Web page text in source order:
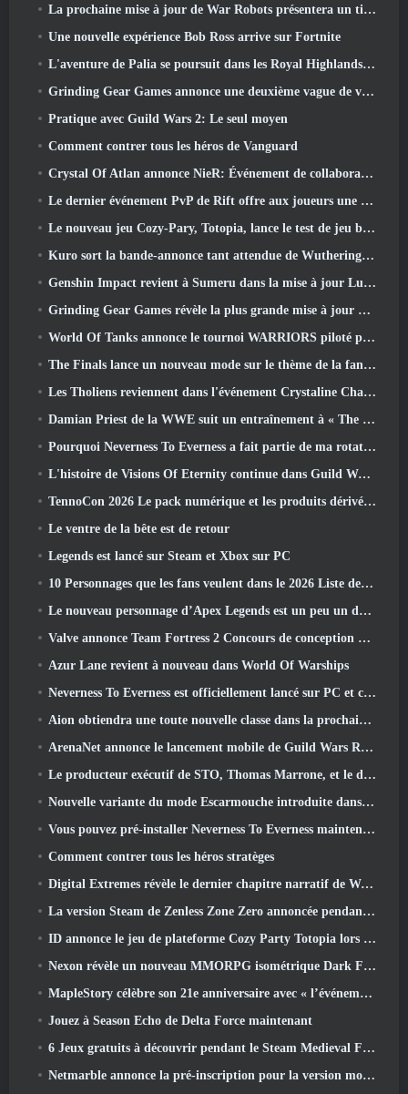
La prochaine mise à jour de War Robots présentera un tireur d'élite inspiré de Lovecraftian
Une nouvelle expérience Bob Ross arrive sur Fortnite
L'aventure de Palia se poursuit dans les Royal Highlands avec la mise à jour d'aujourd'hui
Grinding Gear Games annonce une deuxième vague de ventes de billets pour l'ExileCon
Pratique avec Guild Wars 2: Le seul moyen
Comment contrer tous les héros de Vanguard
Crystal Of Atlan annonce NieR: Événement de collaboration sur les automates
Le dernier événement PvP de Rift offre aux joueurs une chance de gagner jusqu'à 4000 Crédits et un nouveau titre
Le nouveau jeu Cozy-Pary, Totopia, lance le test de jeu bêta fermé
Kuro sort la bande-annonce tant attendue de Wuthering Waves Cyberpunk: Crossover Edgerunners
Genshin Impact revient à Sumeru dans la mise à jour Luna VII
Grinding Gear Games révèle la plus grande mise à jour de Path Of Exile II à ce jour, Le retour des anciens
World Of Tanks annonce le tournoi WARRIORS piloté par la communauté
The Finals lance un nouveau mode sur le thème de la fantasy médiévale « Dragon's Claim »
Les Tholiens reviennent dans l'événement Crystaline Chaos de Star Trek Online
Damian Priest de la WWE suit un entraînement à « The Loot Camp » dans la bande-annonce Live Action Burst Fest de Delta Force
Pourquoi Neverness To Everness a fait partie de ma rotation, Pour l'instant
L'histoire de Visions Of Eternity continue dans Guild Wars 2 La semaine prochaine
TennoCon 2026 Le pack numérique et les produits dérivés sont désormais disponibles à l'achat
Le ventre de la bête est de retour
Legends est lancé sur Steam et Xbox sur PC
10 Personnages que les fans veulent dans le 2026 Liste des rivaux Marvel les plus nombreux et quelle est la probabilité qu'ils se produisent
Le nouveau personnage d’Apex Legends est un peu un démon de la vitesse
Valve annonce Team Fortress 2 Concours de conception du trophée ÜBERFEST
Azur Lane revient à nouveau dans World Of Warships
Neverness To Everness est officiellement lancé sur PC et consoles
Aion obtiendra une toute nouvelle classe dans la prochaine mise à jour de Dread Blade
ArenaNet annonce le lancement mobile de Guild Wars Reforged
Le producteur exécutif de STO, Thomas Marrone, et le directeur créatif de Neverwinter, Randy Mosiondz, discutent des jeux et de l'avenir de Cryptic.
Nouvelle variante du mode Escarmouche introduite dans le dernier acte de Valorant
Vous pouvez pré-installer Neverness To Everness maintenant
Comment contrer tous les héros stratèges
Digital Extremes révèle le dernier chapitre narratif de Warframe avec un nouveau short d'anime
La version Steam de Zenless Zone Zero annoncée pendant la version 2.8 Programme spécial
ID annonce le jeu de plateforme Cozy Party Totopia lors de la vitrine Xbox, Lance le recrutement bêta
Nexon révèle un nouveau MMORPG isométrique Dark Fantasy, Braises des sans couronne
MapleStory célèbre son 21e anniversaire avec « l’événement de l’Université Maple »
Jouez à Season Echo de Delta Force maintenant
6 Jeux gratuits à découvrir pendant le Steam Medieval Fest
Netmarble annonce la pré-inscription pour la version mondiale du MMORPG de science-fiction RF Online Next